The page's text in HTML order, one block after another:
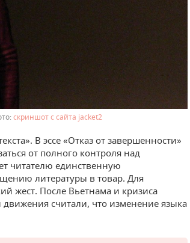
скриншот с сайта jacket2
В эссе «Отказ от завершенности»
от полного контроля над
читателю единственную
литературы в товар. Для
жест. После Вьетнама и кризиса
считали, что изменение языка